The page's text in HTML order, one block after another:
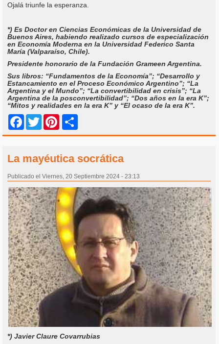
Ojalá triunfe la esperanza.
*) Es Doctor en Ciencias Económicas de la Universidad de
Buenos Aires, habiendo realizado cursos de especialización
en Economía Moderna en la Universidad Federico Santa
María (Valparaíso, Chile).
Presidente honorario de la Fundación Grameen Argentina.
Sus libros: “Fundamentos de la Economía”; “Desarrollo y
Estancamiento en el Proceso Económico Argentino”; “La
Argentina y el Mundo”; “La convertibilidad en crisis”; “La
Argentina de la posconvertibilidad”; “Dos años en la era K”;
“Mitos y realidades en la era K” y “El ocaso de la era K”.
Facebook
Twitter Pinterest
La mayéutica socrática
Publicado el Viernes, 20 Septiembre 2024 - 23:13
*) Javier Claure Covarrubias